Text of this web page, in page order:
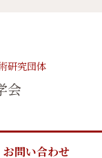
研究団体
会
お問い合わせ